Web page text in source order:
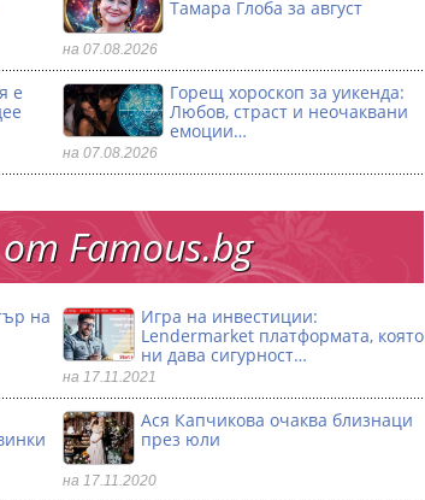
Тамара Глоба за август
на 07.08.2026
е
Горещ хороскоп за уикенда:
Любов, страст и неочаквани
емоции…
на 07.08.2026
Famous.bg
на
Игра на инвестиции:
Lendermarket платформата, която
ни дава сигурност…
на 17.11.2021
Ася Капчикова очаква близнаци
през юли
на 17.11.2020